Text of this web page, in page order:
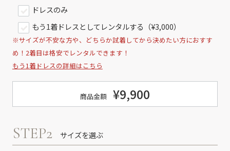
ドレスのみ
もう1着ドレスとしてレンタルする（¥3,000）
※サイズが不安な方や、どちらか試着してから決めたい方におすす
め！2着目は格安でレンタルできます！
もう1着ドレスの詳細はこちら
商品金額 ¥9,900
STEP2 サイズを選ぶ